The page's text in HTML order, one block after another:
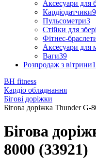
Аксесуари для
Кардіодатчики9
Пульсометри3
Стійки для
Фітнес-
Аксесуари для
Ваги39
Розпродаж з вітрини
BH fitness
Кардіо обладнання
Бігові доріжки
Бігова доріжка Thunder G-
Бігова
8000 (33921)